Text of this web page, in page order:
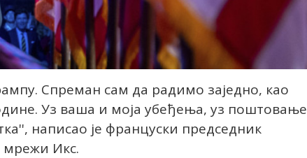
Спреман сам да радимо заједно, као
Уз ваша и моја убеђења, уз поштовање
написао је француски председник
мрежи Икс.